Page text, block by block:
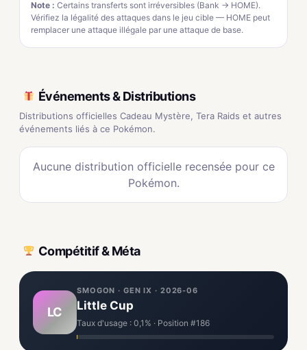
Note : Certains transferts sont irréversibles (Bank → HOME).
Vérifiez la légalité des attaques dans le jeu cible — HOME peut
remplacer une attaque illégale par une attaque de base.
Événements & Distributions
Distributions officielles Cadeau Mystère, Tera Raids et autres
événements liés à ce Pokémon.
Aucune distribution officielle recensée pour ce
Pokémon.
Compétitif & Méta
LC
SMOGON · GEN IX · 2026-06
Little Cup
Taux d'usage : 0,1% · Position #186